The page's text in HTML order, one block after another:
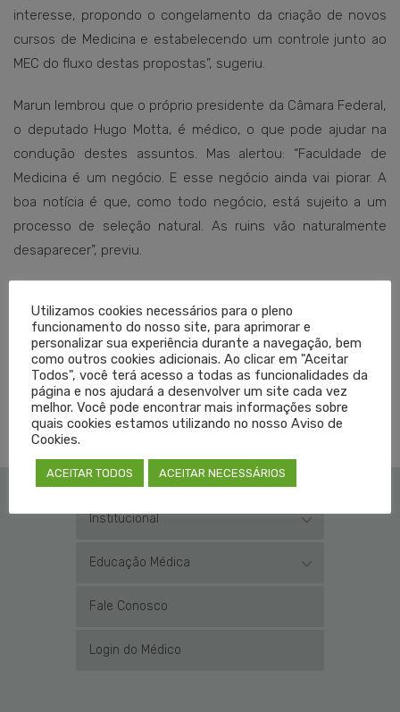
interesse, propondo o congelamento da criação de novos
cursos de Medicina e estabelecendo um controle junto ao
MEC do fluxo destas propostas”, sugeriu.
Marun lembrou que o próprio presidente da Câmara Federal,
o deputado Hugo Motta, é médico, o que pode ajudar na
condução destes assuntos. Mas alertou: “Faculdade de
Medicina é um negócio. E esse negócio ainda vai piorar. A
boa notícia é que, como todo negócio, está sujeito a um
processo de seleção natural. As ruins vão naturalmente
desaparecer”, previu.
Edição: Viviane Schwäger
TAGGED EM: CREMERS, FACULDADE DE MEDICINA,MEDICINA
Institucional
Educação Médica
Fale Conosco
Login do Médico
Utilizamos cookies necessários para o pleno
funcionamento do nosso site, para aprimorar e
personalizar sua experiência durante a navegação, bem
como outros cookies adicionais. Ao clicar em "Aceitar
Todos", você terá acesso a todas as funcionalidades da
página e nos ajudará a desenvolver um site cada vez
melhor. Você pode encontrar mais informações sobre
quais cookies estamos utilizando no nosso Aviso de
Cookies.
ACEITAR TODOS ACEITAR NECESSÁRIOS